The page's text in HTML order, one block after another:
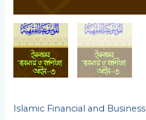
Islamic Financial and Business